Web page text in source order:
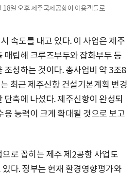
18일 오후 제주국제공항이 이용객들로
속도를 내고 있다. 이 사업은 제주
매립해 크루즈부두와 잡화부두 등
조성하는 것이다. 총사업비 약 3조8
최근 제주신항 건설기본계획 변경
단축에 나섰다. 제주신항이 완성되
용 능력이 크게 확대될 것으로 보고
로 꼽히는 제주 제2공항 사업도
다. 정부는 현재 환경영향평가와